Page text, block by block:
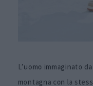
L’uomo immaginato da
montagna con la